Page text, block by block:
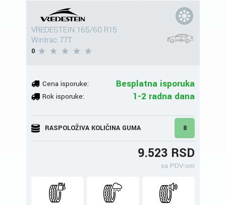
VREDESTEIN 165/60 R15
Wintrac 77T
0
Cena isporuke: Besplatna isporuka
Rok isporuke: 1-2 radna dana
RASPOLOŽIVA KOLIČINA GUMA 8
9.523 RSD
sa PDV-om